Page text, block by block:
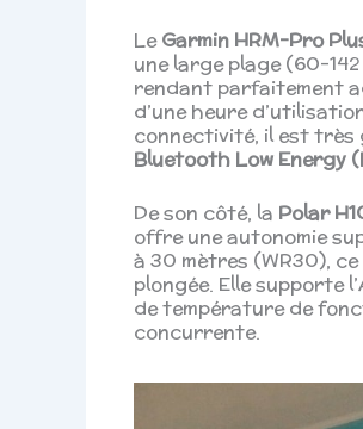
LeGarmin HRM-Pro
une large plage (60-
rendant parfaitement
d’une heure
connectivité, il est très
Bluetooth Low Energy
De son côté, la Polar
offre une autonomie
à 30 mètres (WR30),
plongée. Elle supporte
de température de
concurrente.